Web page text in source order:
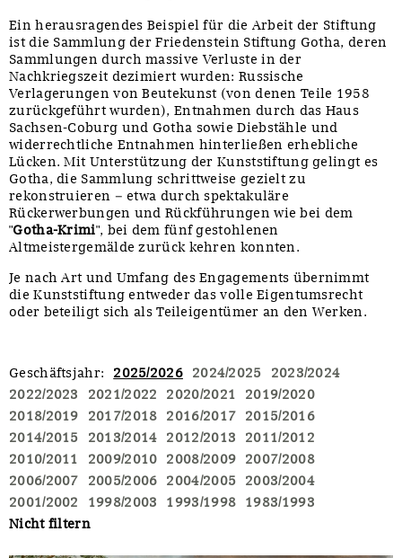
Ein herausragendes Beispiel für die Arbeit der Stiftung
ist die Sammlung der Friedenstein Stiftung Gotha, deren
Sammlungen durch massive Verluste in der
Nachkriegszeit dezimiert wurden: Russische
Verlagerungen von Beutekunst (von denen Teile 1958
zurückgeführt wurden), Entnahmen durch das Haus
Sachsen-Coburg und Gotha sowie Diebstähle und
widerrechtliche Entnahmen hinterließen erhebliche
Lücken. Mit Unterstützung der Kunststiftung gelingt es
Gotha, die Sammlung schrittweise gezielt zu
rekonstruieren – etwa durch spektakuläre
Rückerwerbungen und Rückführungen wie bei dem
"Gotha-Krimi", bei dem fünf gestohlenen
Altmeistergemälde zurück kehren konnten.
Je nach Art und Umfang des Engagements übernimmt
die Kunststiftung entweder das volle Eigentumsrecht
oder beteiligt sich als Teileigentümer an den Werken.
Geschäftsjahr: 2025/2026 2024/2025
2023/2024
2022/2023
2021/2022 2020/2021
2019/2020
2018/2019
2017/2018 2016/2017
2015/2016
2014/2015
2013/2014 2012/2013
2011/2012
2010/2011
2009/2010 2008/2009
2007/2008
2006/2007
2005/2006 2004/2005
2003/2004
2001/2002
1998/2003 1993/1998
1983/1993
Nicht filtern